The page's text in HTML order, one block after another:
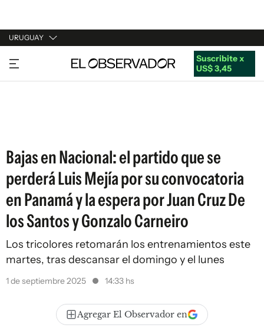
URUGUAY
URUGUAY
ARGENTINA
Suscribite x
US$ 3,45
Bajas en Nacional: el partido que se
perderá Luis Mejía por su convocatoria
en Panamá y la espera por Juan Cruz De
los Santos y Gonzalo Carneiro
Los tricolores retomarán los entrenamientos este
martes, tras descansar el domingo y el lunes
1 de septiembre 2025 14:33 hs
Agregar El Observador en